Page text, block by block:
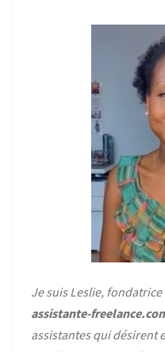
Je suis Leslie, fondatrice
assistante-
assistantes qui désirent